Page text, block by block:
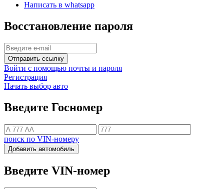
Написать в whatsapp
Восстановление пароля
Отправить ссылку
Войти с помощью почты и пароля
Регистрация
Начать выбор авто
Введите Госномер
поиск по VIN-номеру
Добавить автомобиль
Введите VIN-номер